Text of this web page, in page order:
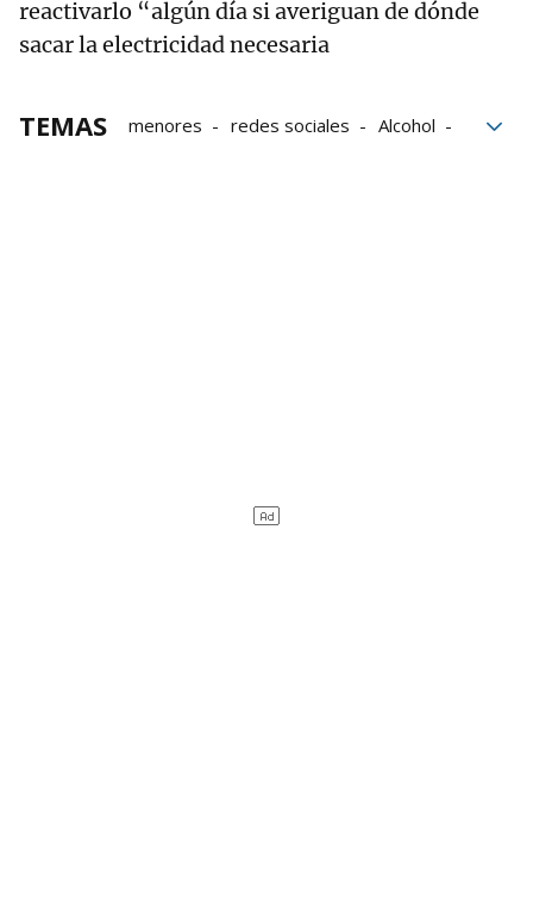
reactivarlo “algún día si averiguan de dónde
sacar la electricidad necesaria
TEMAS menores redes sociales
Alcohol